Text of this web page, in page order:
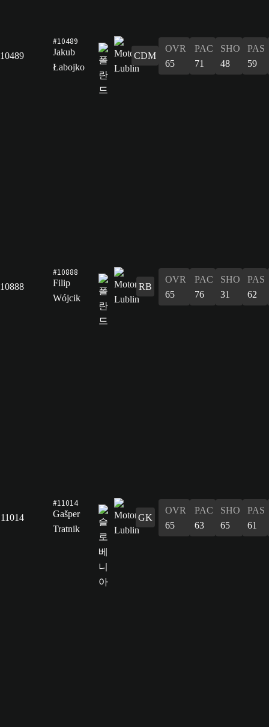
10489
#10489
Jakub
Łabojko
CDM
OVR
65
PAC
71
SHO
48
PAS
59
10888
#10888
Filip
Wójcik
RB
OVR
65
PAC
76
SHO
31
PAS
62
11014
#11014
Gašper
Tratnik
GK
OVR
65
PAC
63
SHO
65
PAS
61